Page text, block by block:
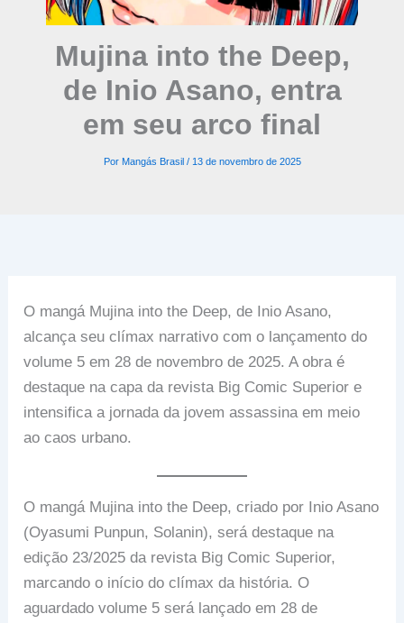
Mujina into the Deep,
de Inio Asano, entra
em seu arco final
Por Mangás Brasil / 13 de novembro de 2025
O mangá Mujina into the Deep, de Inio Asano,
alcança seu clímax narrativo com o lançamento do
volume 5 em 28 de novembro de 2025. A obra é
destaque na capa da revista Big Comic Superior e
intensifica a jornada da jovem assassina em meio
ao caos urbano.
O mangá Mujina into the Deep, criado por Inio Asano
(Oyasumi Punpun, Solanin), será destaque na
edição 23/2025 da revista Big Comic Superior,
marcando o início do clímax da história. O
aguardado volume 5 será lançado em 28 de